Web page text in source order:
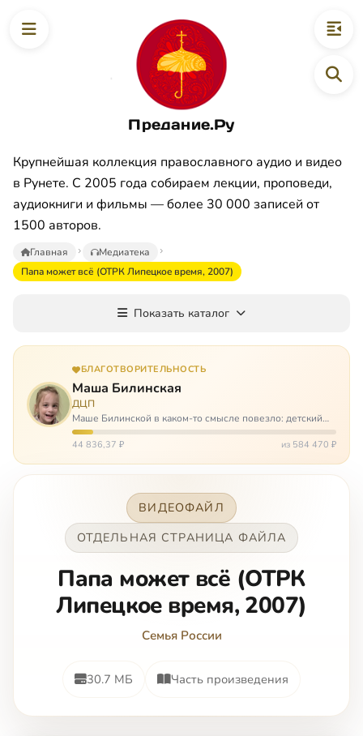
Предание.Ру
Крупнейшая коллекция православного аудио и видео
в Рунете. С 2005 года собираем лекции, проповеди,
аудиокниги и фильмы — более 30 000 записей от
1500 авторов.
Главная
Медиатека
Пaпa мoжeт вcё (OTPК Липeцкoe вpeмя, 2007)
Показать каталог
БЛАГОТВОРИТЕЛЬНОСТЬ
Маша Билинская
ДЦП
Маше Билинской в каком-то смысле повезло: детский
церебральный паралич зацепил её не очень сильно. Но
всё-таки есть диагноз и есть немалые проблемы – Маша
44 836,37 ₽ из 584 470 ₽
ВИДЕОФАЙЛ
ОТДЕЛЬНАЯ СТРАНИЦА ФАЙЛА
Пaпa мoжeт вcё (OTPК
Липeцкoe вpeмя, 2007)
Семья России
30.7 МБ Часть произведения